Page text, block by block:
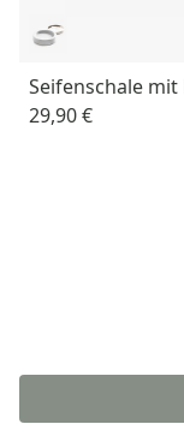
Seifenschale
29,90 €